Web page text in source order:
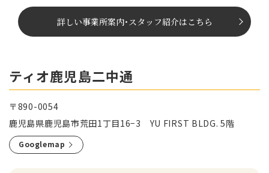
詳しい事業所案内･スタッフ紹介はこちら
ティオ鹿児島二中通
〒890-0054
鹿児島県鹿児島市荒田1丁目16−3 YU FIRST BLDG. 5階
Googlemap